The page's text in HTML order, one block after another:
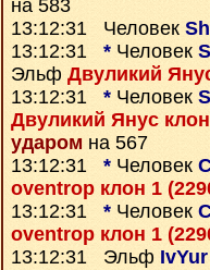
на 583
13:12:31 Человек
13:12:31 * Человек
Эльф Двуликий
13:12:31 * Человек
Двуликий Янус
ударом на 567
13:12:31 * Человек
oventrop клон 1
13:12:31 * Человек
oventrop клон 1
13:12:31 Эльф